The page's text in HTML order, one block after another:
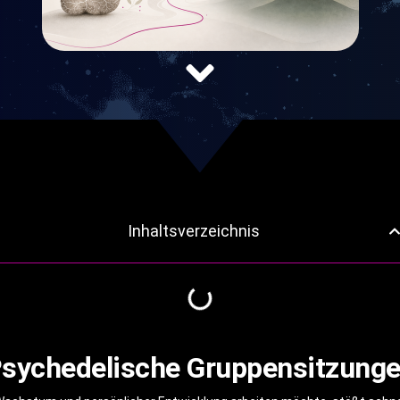
Inhaltsverzeichnis